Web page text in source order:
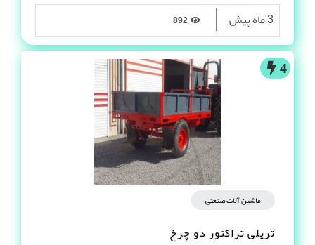
3 ماه پیش
4
ماشین آلات صنعتی
تریلی تراکتور دو چرخ